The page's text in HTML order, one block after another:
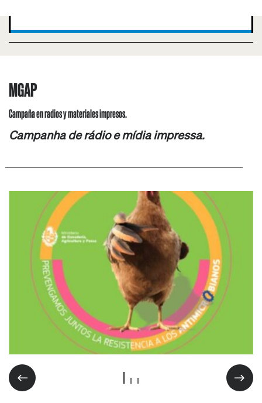
MGAP
Campaña en radios y materiales impresos.
Campanha de rádio e mídia impressa.